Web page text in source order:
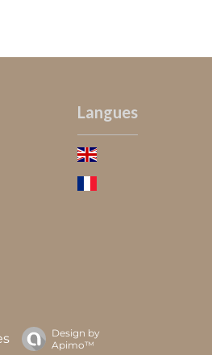
Langues
Design by
Apimo™